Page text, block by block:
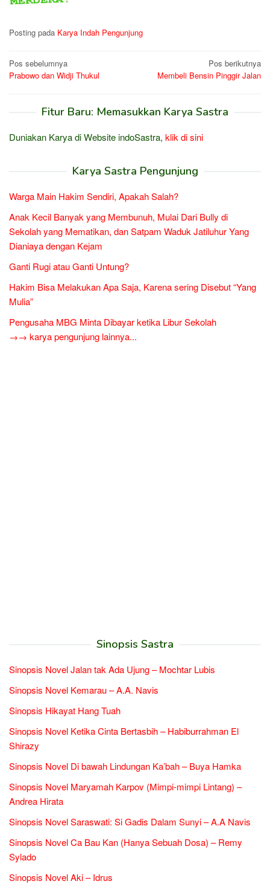
Posting pada Karya Indah Pengunjung
Navigasi
pos
Pos sebelumnya
Prabowo dan Widji Thukul
Pos berikutnya
Membeli Bensin Pinggir Jalan
Fitur Baru: Memasukkan Karya Sastra
Duniakan Karya di Website indoSastra, klik di sini
Karya Sastra Pengunjung
Warga Main Hakim Sendiri, Apakah Salah?
Anak Kecil Banyak yang Membunuh, Mulai Dari Bully di
Sekolah yang Mematikan, dan Satpam Waduk Jatiluhur Yang
Dianiaya dengan Kejam
Ganti Rugi atau Ganti Untung?
Hakim Bisa Melakukan Apa Saja, Karena sering Disebut “Yang
Mulia”
Pengusaha MBG Minta Dibayar ketika Libur Sekolah
→→ karya pengunjung lainnya...
Sinopsis Sastra
Sinopsis Novel Jalan tak Ada Ujung – Mochtar Lubis
Sinopsis Novel Kemarau – A.A. Navis
Sinopsis Hikayat Hang Tuah
Sinopsis Novel Ketika Cinta Bertasbih – Habiburrahman El
Shirazy
Sinopsis Novel Di bawah Lindungan Ka’bah – Buya Hamka
Sinopsis Novel Maryamah Karpov (Mimpi-mimpi Lintang) –
Andrea Hirata
Sinopsis Novel Saraswati: Si Gadis Dalam Sunyi – A.A Navis
Sinopsis Novel Ca Bau Kan (Hanya Sebuah Dosa) – Remy
Sylado
Sinopsis Novel Aki – Idrus